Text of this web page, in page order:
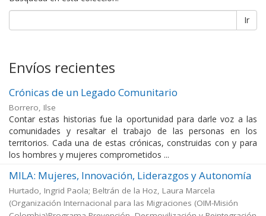
Ir
Envíos recientes
Crónicas de un Legado Comunitario
Borrero, Ilse
Contar estas historias fue la oportunidad para darle voz a las
comunidades y resaltar el trabajo de las personas en los
territorios. Cada una de estas crónicas, construidas con y para
los hombres y mujeres comprometidos ...
MILA: Mujeres, Innovación, Liderazgos y Autonomía
Hurtado, Ingrid Paola; Beltrán de la Hoz, Laura Marcela
(Organización Internacional para las Migraciones (OIM-Misión